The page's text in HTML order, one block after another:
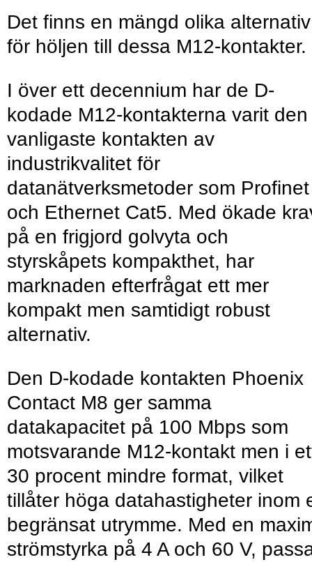
Det finns en mängd olika alternativ
för höljen till dessa M12-kontakter.
I över ett decennium har de D-
kodade M12-kontakterna varit den
vanligaste kontakten av
industrikvalitet för
datanätverksmetoder som Profinet
och Ethernet Cat5. Med ökade
på en frigjord golvyta och
styrskåpets kompakthet, har
marknaden efterfrågat ett mer
kompakt men samtidigt robust
alternativ.
Den D-kodade kontakten Phoenix
Contact M8 ger samma
datakapacitet på 100 Mbps som
motsvarande M12-kontakt men i
30 procent mindre format, vilket
tillåter höga datahastigheter inom
begränsat utrymme. Med en
strömstyrka på 4 A och 60 V,